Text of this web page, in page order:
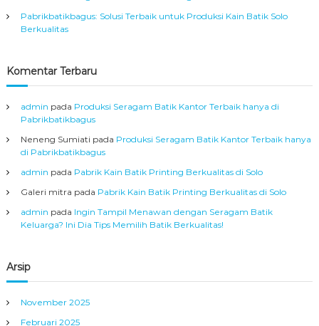
s
l
i
o
Pabrikbatikbagus: Solusi Terbaik untuk Produksi Kain Batik Solo
Berkualitas
Komentar Terbaru
admin pada Produksi Seragam Batik Kantor Terbaik hanya di
Pabrikbatikbagus
Neneng Sumiati pada Produksi Seragam Batik Kantor Terbaik hanya
di Pabrikbatikbagus
admin pada Pabrik Kain Batik Printing Berkualitas di Solo
Galeri mitra pada Pabrik Kain Batik Printing Berkualitas di Solo
admin pada Ingin Tampil Menawan dengan Seragam Batik
Keluarga? Ini Dia Tips Memilih Batik Berkualitas!
Arsip
November 2025
Februari 2025